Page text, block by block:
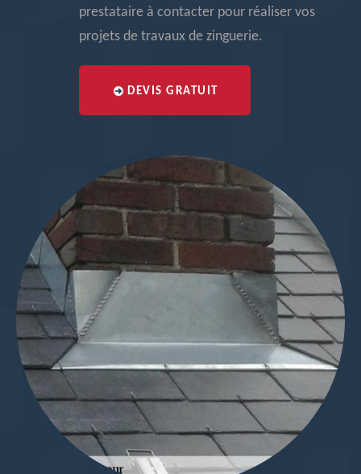
prestataire à contacter pour réaliser vos
projets de travaux de zinguerie.
DEVIS GRATUIT